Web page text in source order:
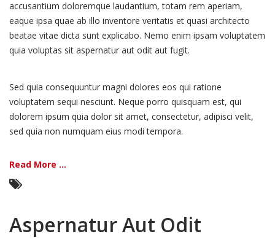
Wide
accusantium doloremque laudantium, totam rem aperiam,
eaque ipsa quae ab illo inventore veritatis et quasi architecto
beatae vitae dicta sunt explicabo. Nemo enim ipsam voluptatem
quia voluptas sit aspernatur aut odit aut fugit.
Sed quia consequuntur magni dolores eos qui ratione
voluptatem sequi nesciunt. Neque porro quisquam est, qui
dolorem ipsum quia dolor sit amet, consectetur, adipisci velit,
sed quia non numquam eius modi tempora.
Read More ...
Aspernatur Aut Odit